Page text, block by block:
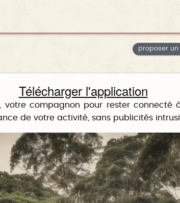
proposer
Télécharger l'application
votre compagnon pour rester
de votre activité, sans publicités